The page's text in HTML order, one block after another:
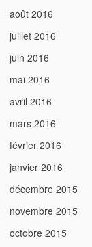
août 2016
juillet 2016
juin 2016
mai 2016
avril 2016
mars 2016
février 2016
janvier 2016
décembre 2015
novembre 2015
octobre 2015